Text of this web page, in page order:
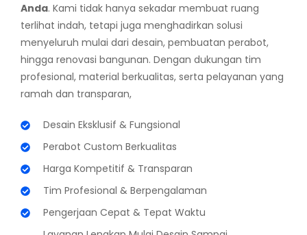
Anda. Kami tidak hanya sekadar membuat ruang
terlihat indah, tetapi juga menghadirkan solusi
menyeluruh mulai dari desain, pembuatan perabot,
hingga renovasi bangunan. Dengan dukungan tim
profesional, material berkualitas, serta pelayanan yang
ramah dan transparan,
Desain Eksklusif & Fungsional
Perabot Custom Berkualitas
Harga Kompetitif & Transparan
Tim Profesional & Berpengalaman
Pengerjaan Cepat & Tepat Waktu